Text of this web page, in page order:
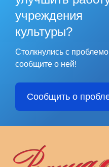
учреждения
культуры?
Столкнулись с
сообщите о ней!
Сообщить о